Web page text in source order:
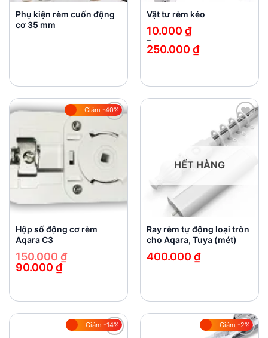
Phụ kiện rèm cuốn động
cơ 35 mm
Vật tư rèm kéo
10.000 ₫
–
250.000 ₫
đến
250.000 ₫
Giảm -40%
wishlist
Hộp số động cơ rèm
Aqara C3
150.000₫
150.000 ₫.
90.000 ₫
là:
Add to
wishlist
HẾT HÀNG
Ray rèm tự động loại tròn
cho Aqara, Tuya (mét)
400.000 ₫
Giảm -14% Giảm -2%